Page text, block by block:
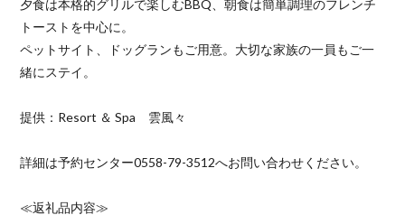
夕食は本格的グリルで楽しむBBQ、朝食は簡単調理のフレンチ
トーストを中心に。
ペットサイト、ドッグランもご用意。大切な家族の一員もご一
緒にステイ。
提供：Resort ＆ Spa 雲風々
詳細は予約センター0558-79-3512へお問い合わせください。
≪返礼品内容≫